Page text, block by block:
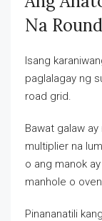
Na Round
Isang
paglalagay ng
road grid.
Bawat galaw
multiplier na
o ang manok
manhole o
Pinananatili